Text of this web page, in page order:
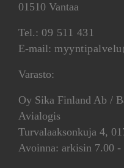
01510 Vantaa
Tel.: 09 511 431
E-mail:
Varasto:
Oy Sika Finland Ab /
Avialogis
Turvalaaksonkuja 4,
Avoinna: arkisin 7.00 -